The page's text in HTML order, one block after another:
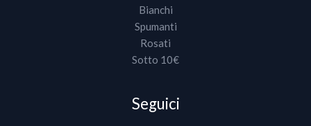
Bianchi
Spumanti
Rosati
Sotto 10€
Seguici